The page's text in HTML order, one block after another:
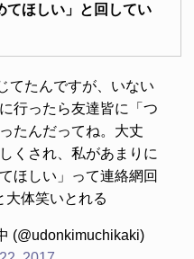
てほしい」と回してい
てたんですが、いない
行ったら友達皆に「つ
たんだってね。大丈
くされ、私があまりに
ほしい」って連絡網回
大体笑いとれる
(@udonkimuchikaki)